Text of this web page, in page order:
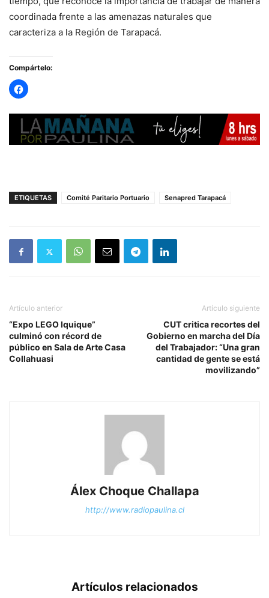
coordinada frente a las amenazas naturales que
caracteriza a la Región de Tarapacá.
Compártelo:
ETIQUETAS Comité Paritario Portuario Senapred Tarapacá
Artículo anterior
“Expo LEGO Iquique”
culminó con récord de
público en Sala de Arte Casa
Collahuasi
Artículo siguiente
CUT critica recortes del
Gobierno en marcha del Día
del Trabajador: “Una gran
cantidad de gente se está
movilizando”
Álex Choque Challapa
http://www.radiopaulina.cl
Artículos relacionados